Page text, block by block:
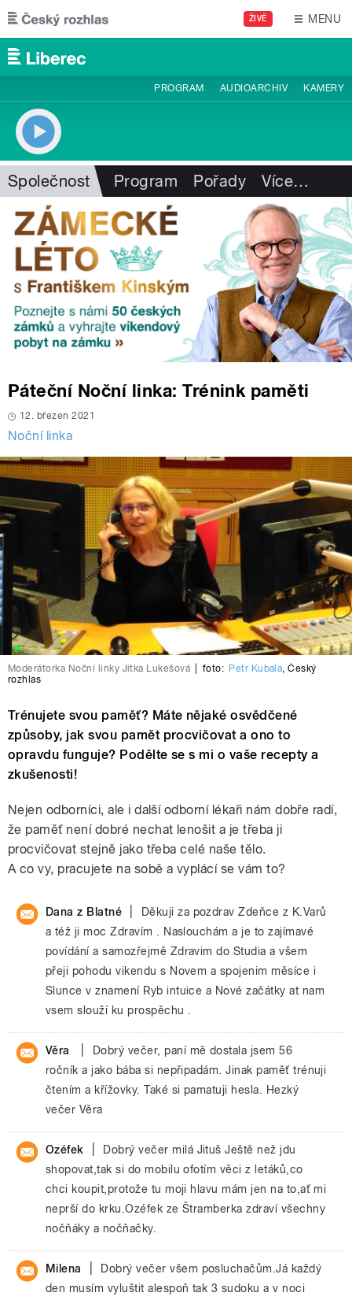
Přejít k hlavnímu obsahu
ŽIVĚ MENU
PROGRAM AUDIOARCHIV KAMERY
Společnost Program Pořady Více…
Páteční Noční linka: Trénink paměti
12. březen 2021
Noční linka
Moderátorka Noční linky Jitka Lukešová foto: Petr Kubala,Český
rozhlas
Trénujete svou paměť? Máte nějaké osvědčené
způsoby, jak svou pamět procvičovat a ono to
opravdu funguje? Podělte se s mi o vaše recepty a
zkušenosti!
Nejen odborníci, ale i další odborní lékaři nám dobře radí,
že paměť není dobré nechat lenošit a je třeba ji
procvičovat stejně jako třeba celé naše tělo.
A co vy, pracujete na sobě a vyplácí se vám to?
Dana z Blatné
Děkuji za pozdrav Zdeňce z K.Varů
a též ji moc Zdravím . Naslouchám a je to zajímavé
povídání a samozřejmě Zdravim do Studia a všem
přeji pohodu vikendu s Novem a spojenim měsíce i
Slunce v znamení Ryb intuice a Nové začátky at nam
vsem slouží ku prospěchu .
Věra
Dobrý večer, paní mě dostala jsem 56
ročník a jako bába si nepřipadám. Jinak paměť trénuji
čtením a křížovky. Také si pamatuji hesla. Hezký
večer Věra
Ozéfek
Dobrý večer milá Jituš Ještě než jdu
shopovat,tak si do mobilu ofotím věci z letáků,co
chci koupit,protože tu moji hlavu mám jen na to,ať mi
neprší do krku.Ozéfek ze Štramberka zdraví všechny
nočňáky a nočňačky.
Milena
Dobrý večer všem posluchačům.Já každý
den musím vyluštit alespoň tak 3 sudoku a v noci